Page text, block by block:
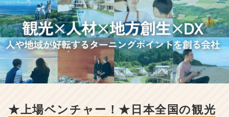
人
-
★
上
場
ン
チ
★
★上場ベンチャー！★日本全国の観光